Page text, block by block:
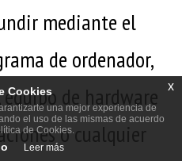
mediante el
de ordenador,
de hardware
o cualquier
Cookies
una mejor experiencia de
el uso de las mismas de acuerdo
de Cookies.
Leer más
x